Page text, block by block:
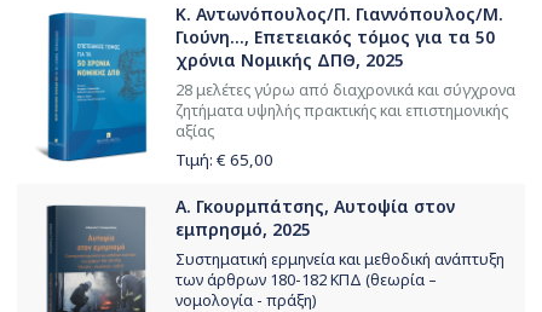
Κ. Αντωνόπουλος/Π. Γιαννόπουλος/Μ.
Γιούνη..., Επετειακός τόμος για τα 50
χρόνια Νομικής ΔΠΘ, 2025
28 μελέτες γύρω από διαχρονικά και σύγχρονα
ζητήματα υψηλής πρακτικής και επιστημονικής
αξίας
Τιμή: € 65,00
Α. Γκουρμπάτσης, Αυτοψία στον
εμπρησμό, 2025
Συστηματική ερμηνεία και μεθοδική ανάπτυξη
των άρθρων 180-182 ΚΠΔ (θεωρία –
νομολογία - πράξη)